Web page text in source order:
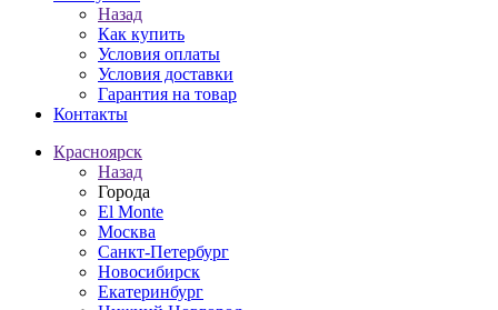
Назад
Как купить
Условия оплаты
Условия доставки
Гарантия на товар
Контакты
Красноярск
Назад
Города
El Monte
Москва
Санкт-Петербург
Новосибирск
Екатеринбург